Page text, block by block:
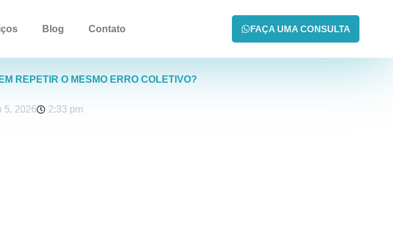
Blog Contato FAÇA UMA CONSULTA
REPETIR O MESMO ERRO COLETIVO?
5, 2026 2:33 pm